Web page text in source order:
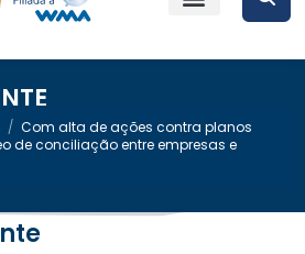
/ Com alta de ações contra planos
de conciliação entre empresas e